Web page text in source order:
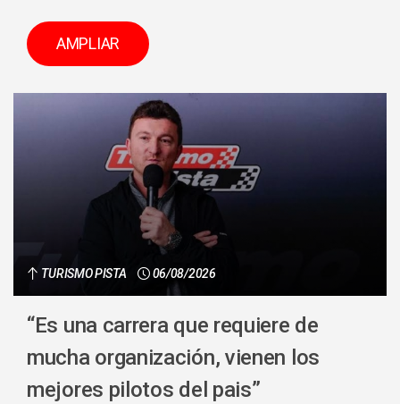
AMPLIAR
TURISMO PISTA 06/08/2026
“Es una carrera que requiere de
mucha organización, vienen los
mejores pilotos del pais”